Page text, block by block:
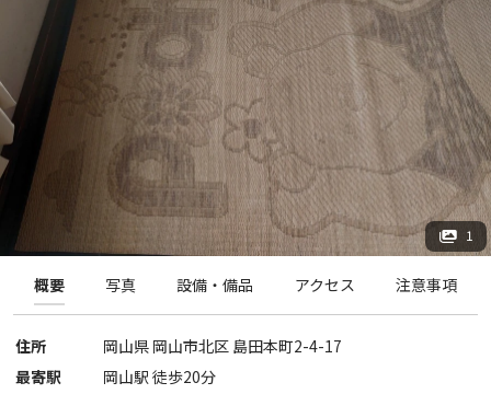
1
概要 写真 設備・備品 アクセス 注意事項
住所 岡山県 岡山市北区 島田本町2-4-17
最寄駅
岡山駅 徒歩20分